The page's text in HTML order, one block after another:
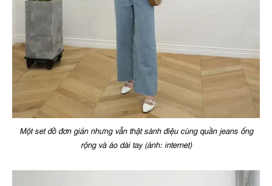
Một set đồ đơn giản nhưng vẫn thật sành điệu cùng quần jeans ống
rộng và áo dài tay (ảnh: internet)